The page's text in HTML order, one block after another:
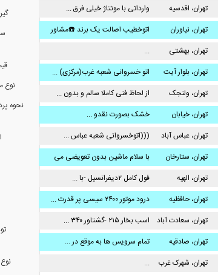
نوع
نحوه
تهران، اقدسیه
وارداتی با مونتاژ خیلی فرق ...
تهران، نیاوران
اتوخطیب اصالت یک برند ☎️مشاور
...
تهران، بهشتی
...
تهران، بلوار آیت
الله کاشانی
اتو خسروانی شعبه غرب(مرکزی) ...
تهران، ولنجک
از لحاظ فنی کاملا سالم و بدون ...
تهران، خیابان
دماوند
خشک بصورت نقدو ...
تهران، عباس آباد
(((اتوخسروانی شعبه عباس ...
تهران، ستارخان
با سلام ماشین بدون تعویضی می
...
تهران، الهیه
فول کامل ۲دیفرانسیل -با ...
تهران، حافظیه
درود موتور ۲۴۰۰ سیسی پر قدرت ...
تهران، سعادت آباد
اسب بخار ۲۱۵ -گشتاور ۳۴۰ ...
تهران، صادقیه
تمام سرویس ها به موقع در ...
تهران، شهرک غرب
...